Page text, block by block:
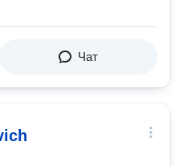
Чат